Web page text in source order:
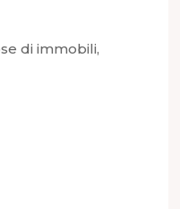
di immobili,